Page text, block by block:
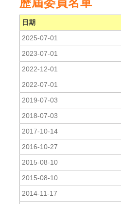
日期
2025-07-01
2023-07-01
2022-12-01
2022-07-01
2019-07-03
2018-07-03
2017-10-14
2016-10-27
2015-08-10
2015-08-10
2014-11-17